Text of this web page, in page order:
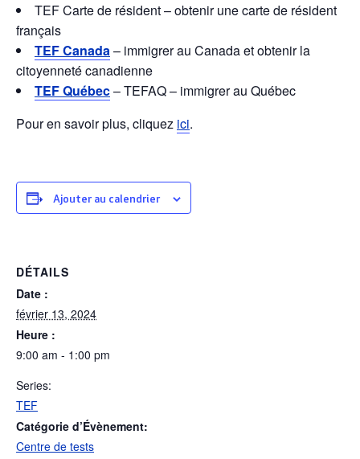
TEF Carte de résident – obtenir une carte de résident
français
TEF Canada– immigrer au Canada et obtenir la
citoyenneté canadienne
TEF Québec– TEFAQ – immigrer au Québec
Pour en savoir plus, cliquez ici.
Ajouter au calendrier
DÉTAILS
Date :
février 13, 2024
Heure :
9:00 am - 1:00 pm
Series:
TEF
Catégorie d’Évènement:
Centre de tests